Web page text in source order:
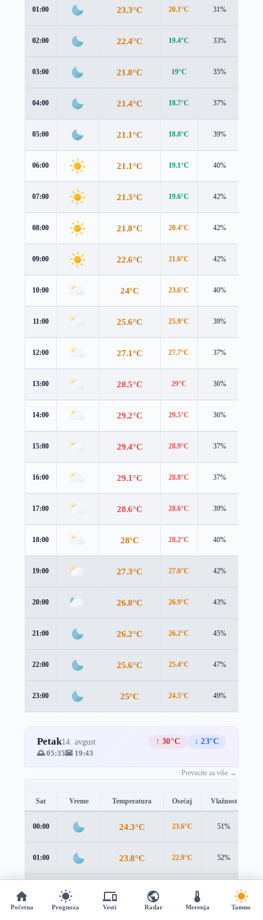
01:00 23.3°C 20.1°C 31%
02:00 22.4°C 19.4°C 33%
03:00 21.8°C 19°C 35%
04:00 21.4°C 18.7°C 37%
05:00 21.1°C 18.8°C 39%
06:00 21.1°C 19.1°C 40%
07:00 21.3°C 19.6°C 42%
08:00 21.8°C 20.4°C 42%
09:00 22.6°C 21.6°C 42%
10:00 24°C 23.6°C 40%
11:00 25.6°C 25.9°C 39%
12:00 27.1°C 27.7°C 37%
13:00 28.5°C 29°C 36%
14:00 29.2°C 29.5°C 36%
15:00 29.4°C 28.9°C 37%
16:00 29.1°C 28.8°C 37%
17:00 28.6°C 28.6°C 39%
18:00 28°C 28.2°C 40%
19:00 27.3°C 27.6°C 42%
20:00 26.8°C 26.9°C 43%
21:00 26.2°C 26.2°C 45%
22:00 25.6°C 25.4°C 47%
23:00 25°C 24.5°C 49%
Petak14. avgust ↑ 30°C
↓ 23°C
🌅 05:35🌇 19:43
Prevucite za više →
Sat Vreme Temperatura Osećaj Vlažnost
00:00 24.3°C 23.6°C 51%
01:00 23.8°C 22.9°C 52%
Početna Prognoza Vesti Radar Merenja Tamno